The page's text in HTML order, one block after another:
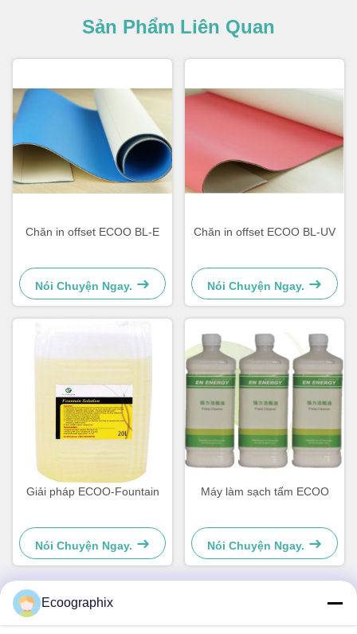
Sản Phẩm Liên Quan
Chăn in offset ECOO BL-E
Nói Chuyện Ngay.
Chăn in offset ECOO BL-UV
Nói Chuyện Ngay.
Giải pháp ECOO-Fountain
Nói Chuyện Ngay.
Máy làm sạch tấm ECOO
Nói Chuyện Ngay.
Ecoographix